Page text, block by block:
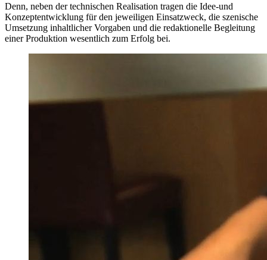
Denn, neben der technischen Realisation tragen die Idee-und
Konzeptentwicklung für den jeweiligen Einsatzweck, die szenische
Umsetzung inhaltlicher Vorgaben und die redaktionelle Begleitung
einer Produktion wesentlich zum Erfolg bei.